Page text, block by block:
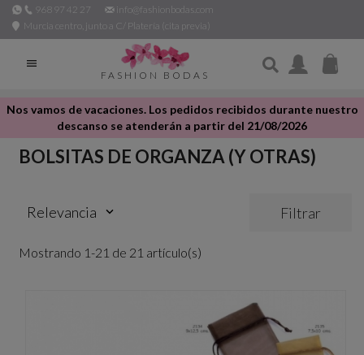
968 97 42 27
info@fashionbodas.com
Murcia centro, junto a C/ Platería (cita previa)

FASHION BODAS
Nos vamos de vacaciones. Los pedidos recibidos durante nuestro
descanso se atenderán a partir del 21/08/2026
BOLSITAS DE ORGANZA (Y OTRAS)
Relevancia keyboard_arrow_down Filtrar
Mostrando 1-21 de 21 artículo(s)